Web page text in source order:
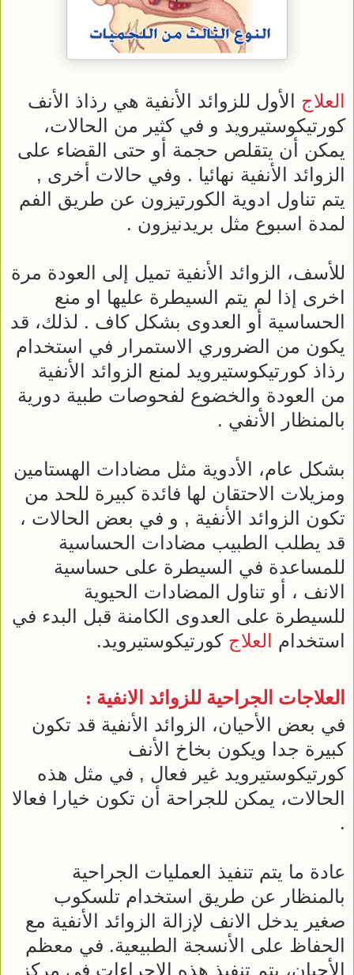
العلاج الأول للزوائد الأنفية هي رذاذ الأنف
كورتيكوستيرويد و في كثير من الحالات،
يمكن أن يتقلص حجمة أو حتى القضاء على
الزوائد الأنفية نهائيا . وفي حالات أخرى ,
يتم تناول ادوية الكورتيزون عن طريق الفم
لمدة اسبوع مثل بريدنيزون .
للأسف، الزوائد الأنفية تميل إلى العودة مرة
اخرى إذا لم يتم السيطرة عليها او منع
الحساسية أو العدوى بشكل كاف . لذلك، قد
يكون من الضروري الاستمرار في استخدام
رذاذ كورتيكوستيرويد لمنع الزوائد الأنفية
من العودة والخضوع لفحوصات طبية دورية
بالمنظار الأنفي .
بشكل عام، الأدوية مثل مضادات الهستامين
ومزيلات الاحتقان لها فائدة كبيرة للحد من
تكون الزوائد الأنفية , و في بعض الحالات ،
قد يطلب الطبيب مضادات الحساسية
للمساعدة في السيطرة على حساسية
الانف ، أو تناول المضادات الحيوية
للسيطرة على العدوى الكامنة قبل البدء في
استخدام العلاج كورتيكوستيرويد.
العلاجات الجراحية للزوائد الانفية :
في بعض الأحيان، الزوائد الأنفية قد تكون
كبيرة جدا ويكون بخاخ الأنف
كورتيكوستيرويد غير فعال , في مثل هذه
الحالات، يمكن للجراحة أن تكون خيارا فعالا
.
عادة ما يتم تنفيذ العمليات الجراحية
بالمنظار عن طريق استخدام تلسكوب
صغير يدخل الانف لإزالة الزوائد الأنفية مع
الحفاظ على الأنسجة الطبيعية. في معظم
الأحيان، يتم تنفيذ هذه الإجراءات في مركز